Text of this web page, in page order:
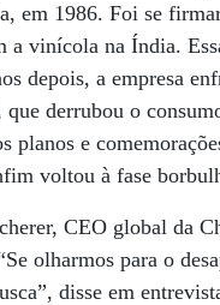
em 1986. Foi se
a vinícola na Índia.
depois, a empresa
derrubou o
planos e
voltou à fase
CEO global da
olharmos para o
disse em